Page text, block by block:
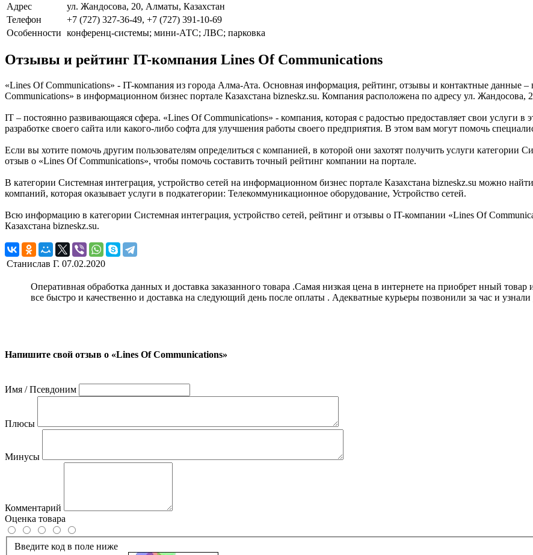
Адрес
ул. Жандосова, 20, Алматы, Казахстан
Телефон
+7 (727) 327-36-49, +7 (727) 391-10-69
Особенности конференц-системы; мини-АТС; ЛВС; парковка
Отзывы и рейтинг IT-компания Lines Of Communications
«Lines Of Communications» - IT-компания из города Алма-Ата. Основная информация, рейтинг, отзывы и контактные данные
Communications» в информационном бизнес портале Казахстана bizneskz.su. Компания расположена по адресу ул. Жандосова,
IT – постоянно развивающаяся сфера. «Lines Of Communications» - компания, которая с радостью предоставляет свои услуги
разработке своего сайта или какого-либо софта для улучшения работы своего предприятия. В этом вам могут помочь
Если вы хотите помочь другим пользователям определиться с компанией, в которой они захотят получить услуги категории
отзыв о «Lines Of Communications», чтобы помочь составить точный рейтинг компании на портале.
В категории Системная интеграция, устройство сетей на информационном бизнес портале Казахстана bizneskz.su можно
компаний, которая оказывает услуги в подкатегории: Телекоммуникационное оборудование, Устройство сетей.
Всю информацию в категории Системная интеграция, устройство сетей, рейтинг и отзывы о IT-компании «Lines Of
Казахстана bizneskz.su.
Станислав Г. 07.02.2020
Оперативная обработка данных и доставка заказанного товара .Самая низкая цена в интернете на приобрет нный
все быстро и качественно и доставка на следующий день после оплаты . Адекватные курьеры позвонили за час и
Напишите свой отзыв о «Lines Of Communications»
Имя / Псевдоним
Плюсы
Минусы
Комментарий
Оценка товара
Введите код в поле ниже